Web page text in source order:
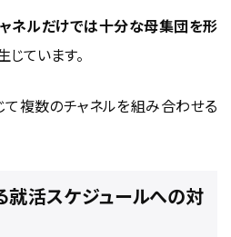
ネルだけでは十分な母集団を形
じています。
複数のチャネルを組み合わせる
就活スケジュールへの対